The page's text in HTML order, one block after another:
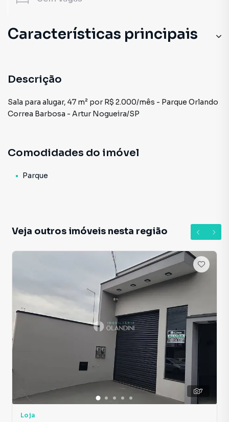
Características principais
Descrição
Sala para alugar, 47 m² por R$ 2.000/mês - Parque Orlando
Correa Barbosa - Artur Nogueira/SP
Comodidades do imóvel
Parque
Veja outros imóveis nesta região
7
Loja